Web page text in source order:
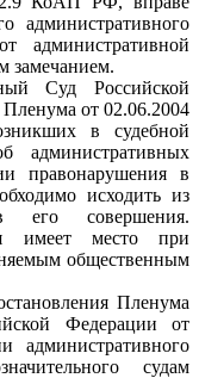
административного
административной
замечанием.
Суд Российской
от 02.06.2004
в судебной
административных
правонарушения в
исходить из
его совершения.
имеет место при
общественным
Пленума
Федерации от
судам